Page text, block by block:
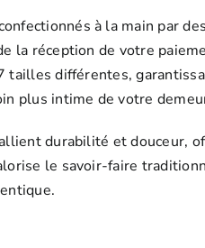
à la main par
la réception de votre
tailles différentes,
plus intime de votre
durabilité et douceur,
le savoir-faire